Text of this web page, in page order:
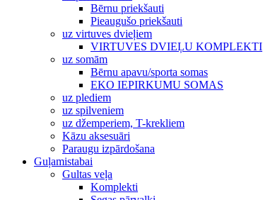
Bērnu priekšauti
Pieaugušo priekšauti
uz virtuves dvieļiem
VIRTUVES DVIEĻU KOMPLEKTI
uz somām
Bērnu apavu/sporta somas
EKO IEPIRKUMU SOMAS
uz plediem
uz spilveniem
uz džemperiem, T-krekliem
Kāzu aksesuāri
Paraugu izpārdošana
Guļamistabai
Gultas veļa
Komplekti